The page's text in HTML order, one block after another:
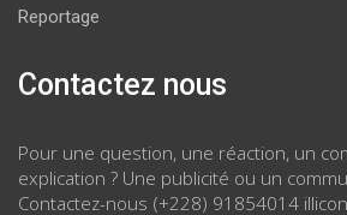
Reportage
Contactez nous
Pour une question, une réaction, un
explication ? Une publicité ou un
Contactez-nous (+228) 91854014